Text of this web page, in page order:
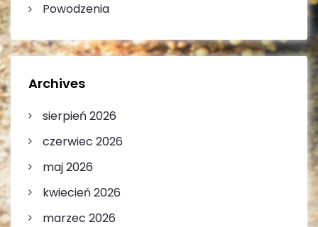
p
Powodzenia
Archives
sierpień 2026
czerwiec 2026
maj 2026
kwiecień 2026
marzec 2026